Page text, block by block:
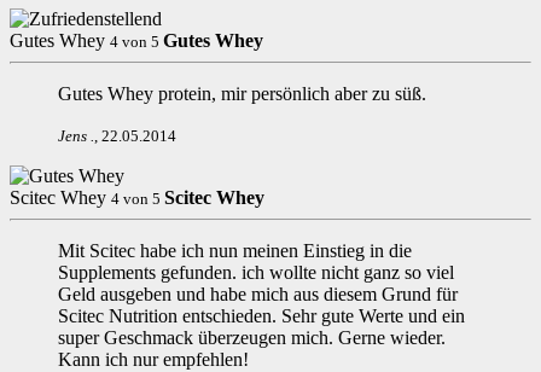
Gutes Whey 4 von 5 Gutes Whey
Gutes Whey protein, mir persönlich aber zu süß.
Jens 22.05.2014
Scitec Whey 4 von 5 Scitec Whey
Mit Scitec habe ich nun meinen Einstieg in die
Supplements gefunden. ich wollte nicht ganz so viel
Geld ausgeben und habe mich aus diesem Grund für
Scitec Nutrition entschieden. Sehr gute Werte und ein
super Geschmack überzeugen mich. Gerne wieder.
Kann ich nur empfehlen!